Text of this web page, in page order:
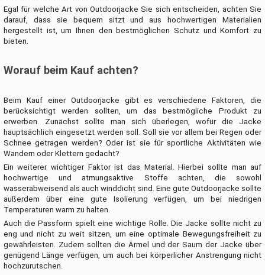
Egal für welche Art von Outdoorjacke Sie sich entscheiden, achten Sie
darauf, dass sie bequem sitzt und aus hochwertigen Materialien
hergestellt ist, um Ihnen den bestmöglichen Schutz und Komfort zu
bieten.
Worauf beim Kauf achten?
Beim Kauf einer Outdoorjacke gibt es verschiedene Faktoren, die
berücksichtigt werden sollten, um das bestmögliche Produkt zu
erwerben. Zunächst sollte man sich überlegen, wofür die Jacke
hauptsächlich eingesetzt werden soll. Soll sie vor allem bei Regen oder
Schnee getragen werden? Oder ist sie für sportliche Aktivitäten wie
Wandern oder Klettern gedacht?
Ein weiterer wichtiger Faktor ist das Material. Hierbei sollte man auf
hochwertige und atmungsaktive Stoffe achten, die sowohl
wasserabweisend als auch winddicht sind. Eine gute Outdoorjacke sollte
außerdem über eine gute Isolierung verfügen, um bei niedrigen
Temperaturen warm zu halten.
Auch die Passform spielt eine wichtige Rolle. Die Jacke sollte nicht zu
eng und nicht zu weit sitzen, um eine optimale Bewegungsfreiheit zu
gewährleisten. Zudem sollten die Ärmel und der Saum der Jacke über
genügend Länge verfügen, um auch bei körperlicher Anstrengung nicht
hochzurutschen.